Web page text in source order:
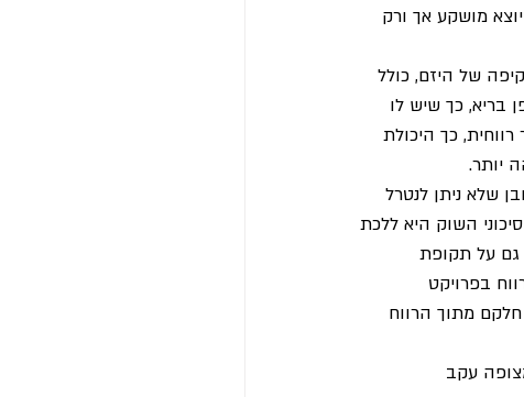
מושקע אך ורק
של היזם, כולל
בריא, כך שיש לו
כך היכולת
יותר.
שלא ניתן לנטרל
השוק היא ללכת
גם על תקופת
בפרויקט
מתוך הרווח
עקב